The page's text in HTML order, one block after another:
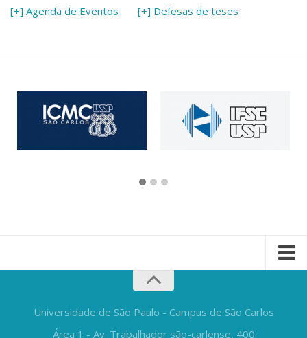
[+] Agenda de Eventos [+] Defesas de teses
Universidade de São Paulo - Campus de São Carlos
Área 1 - Av. Trabalhador são-carlense, 400